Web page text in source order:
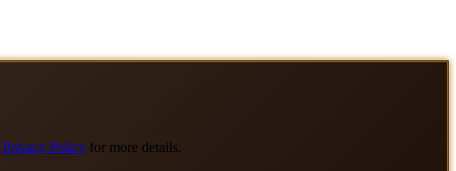
Privacy Policy for more details.